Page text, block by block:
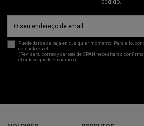
pedido.
Puede darse de baja en cualquier momento. Para ello,
contacto en el
(Revisa tu correo y carpeta de SPAN necesitaras
el enlace que te enviamos)